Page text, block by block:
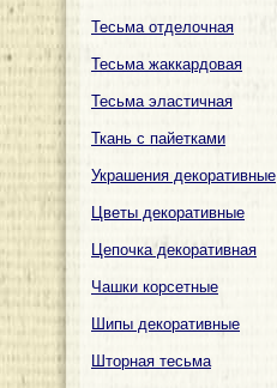
Тесьма отделочная
Тесьма жаккардовая
Тесьма эластичная
Ткань с пайетками
Украшения декоративные
Цветы декоративные
Цепочка декоративная
Чашки корсетные
Шипы декоративные
Шторная тесьма